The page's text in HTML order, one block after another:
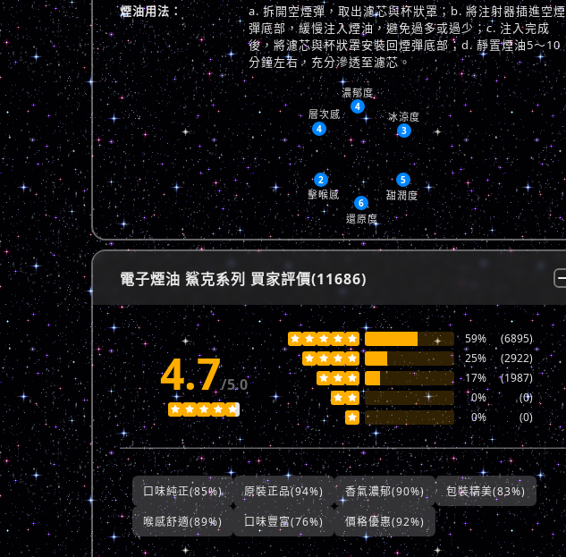
煙油用法：
a. 拆開空煙彈，取出濾芯與杯狀罩；b. 將注射器插進空煙
彈底部，緩慢注入煙油，避免過多或過少；c. 注入完成
後，將濾芯與杯狀罩安裝回煙彈底部；d. 靜置煙油5～10
分鐘左右，充分滲透至濾芯。
4
3
5
6
2
4
濃郁度
冰涼度
甜潤度
還原度
擊喉感
層次感
電子煙油 鯊克系列 買家評價(11686)
4.7/5.0
    
     59% (6895)
    25% (2922)
   17% (1987)
  0% (0)
 0% (0)
口味純正(85%) 原裝正品(94%) 香氣濃郁(90%)
包裝精美(83%)
喉感舒適(89%)
口味豐富(76%) 價格優惠(92%)